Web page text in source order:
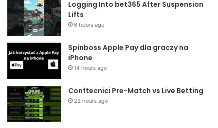
Logging Into bet365 After Suspension
Lifts
6 hours ago
Spinboss Apple Pay dla graczy na
iPhone
14 hours ago
Conftecnici Pre-Match vs Live Betting
22 hours ago